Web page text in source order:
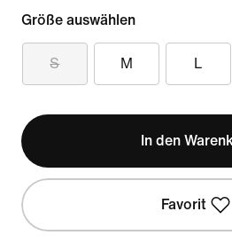
Größe auswählen
S M L
In den
Favorit